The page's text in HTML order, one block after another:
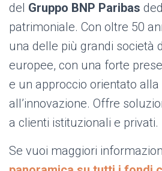
del Gruppo BNP Paribas
patrimoniale. Con oltre 50
una delle più grandi società
europee, con una forte
e un approccio orientato
all’innovazione. Offre
a clienti istituzionali e privati.
Se vuoi maggiori